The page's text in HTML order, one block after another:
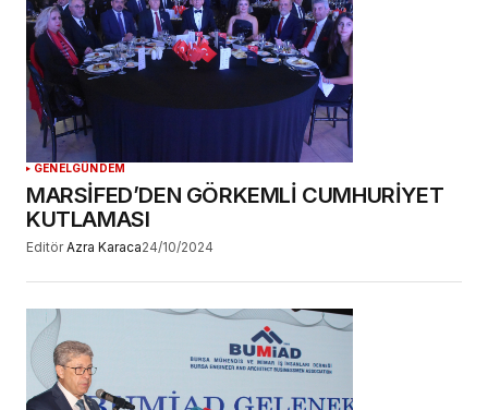
GENELGÜNDEM
MARSİFED’DEN GÖRKEMLİ CUMHURİYET
KUTLAMASI
Editör Azra Karaca24/10/2024